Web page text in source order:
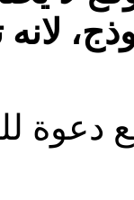
©